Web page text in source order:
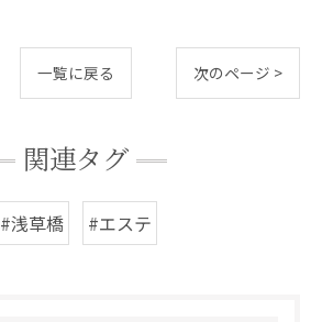
一覧に戻る 次のページ >
関連タグ
#浅草橋 #エステ